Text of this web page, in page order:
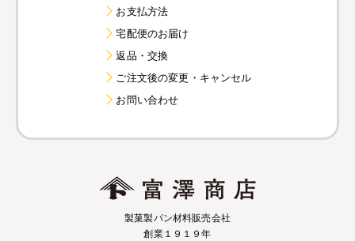
お支払方法
宅配便のお届け
返品・交換
ご注文後の変更・キャンセル
お問い合わせ
製菓製パン材料販売会社
創業１９１９年